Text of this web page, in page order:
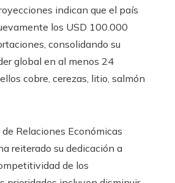
indican que el país
los USD 100.000
consolidando su
global en al menos 24
cobre, cerezas, litio, salmón
Relaciones Económicas
reiterado su dedicación a
de los